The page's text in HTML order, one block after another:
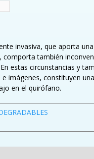
invasiva, que aporta
comporta también
estas circunstancias y
imágenes, constituyen
en el quirófano.